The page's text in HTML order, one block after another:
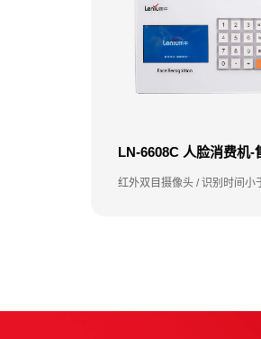
红外双目摄像头 / 识别时间小